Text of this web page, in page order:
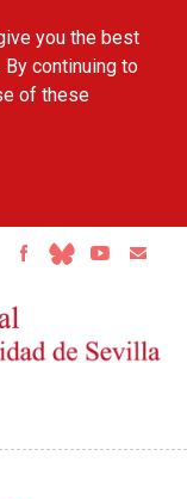
you the best
continuing to
of these